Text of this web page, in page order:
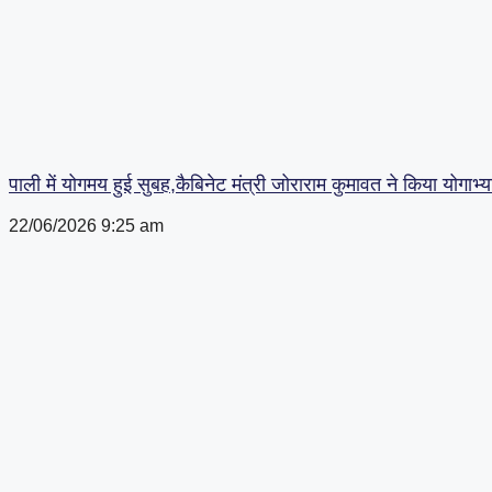
पाली में योगमय हुई सुबह,कैबिनेट मंत्री जोराराम कुमावत ने किया
22/06/2026 9:25 am